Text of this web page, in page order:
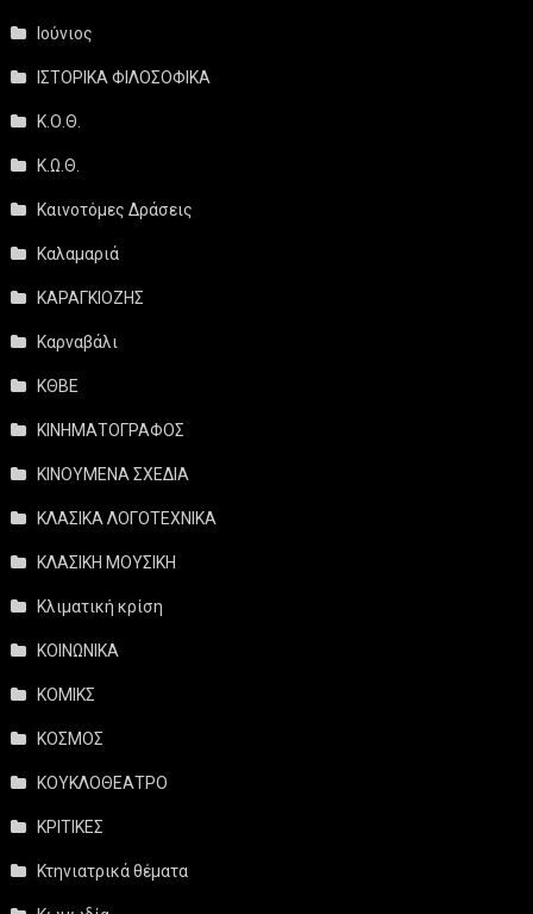
Ιούνιος
ΙΣΤΟΡΙΚΑ ΦΙΛΟΣΟΦΙΚΑ
Κ.Ο.Θ.
Κ.Ω.Θ.
Καινοτόμες Δράσεις
Καλαμαριά
ΚΑΡΑΓΚΙΟΖΗΣ
Καρναβάλι
ΚΘΒΕ
ΚΙΝΗΜΑΤΟΓΡΑΦΟΣ
ΚΙΝΟΥΜΕΝΑ ΣΧΕΔΙΑ
ΚΛΑΣΙΚΑ ΛΟΓΟΤΕΧΝΙΚΑ
ΚΛΑΣΙΚΗ ΜΟΥΣΙΚΗ
Κλιματική κρίση
ΚΟΙΝΩΝΙΚΑ
ΚΟΜΙΚΣ
ΚΟΣΜΟΣ
ΚΟΥΚΛΟΘΕΑΤΡΟ
ΚΡΙΤΙΚΕΣ
Κτηνιατρικά θέματα